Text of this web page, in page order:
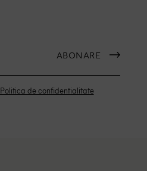
ABONARE
Politica de confidentialitate